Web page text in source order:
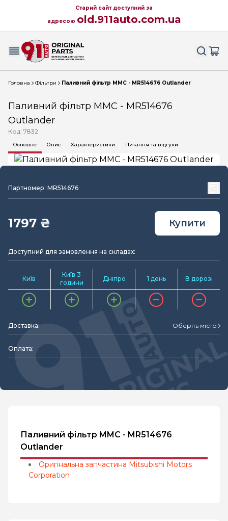
Старий сайт доступний за
адресою old.911auto.com.ua
Головна Фільтри Паливний фільтр MMC - MR514676 Outlander
Паливний фільтр MMC - MR514676
Outlander
Код: 7832
Основне Опис Характеристики Питання та відгуки
Партномер: MR514676
1797 ₴ Купити
Доступний для замовлення на складах:
Київ
Київ 3
години
Дніпро 1 день В дорозі
Доставка: Оберіть місто
Оплата:
Паливний фільтр MMC - MR514676
Outlander
Оригінальна запчастина Mitsubishi Motors
Corporation